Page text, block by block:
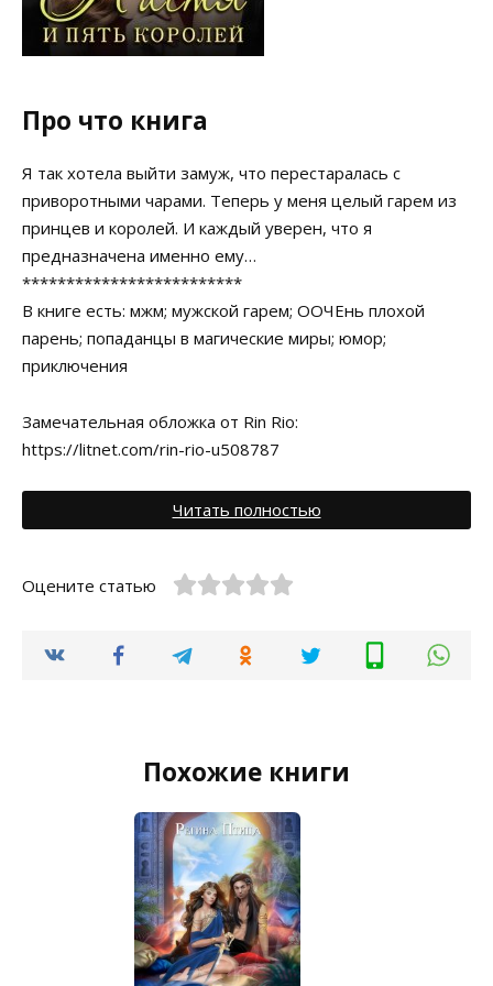
Про что книга
Я так хотела выйти замуж, что перестаралась с
приворотными чарами. Теперь у меня целый гарем из
принцев и королей. И каждый уверен, что я
предназначена именно ему…
*************************
В книге есть: мжм; мужской гарем; ООЧЕнь плохой
парень; попаданцы в магические миры; юмор;
приключения
Замечательная обложка от Rin Rio:
https://litnet.com/rin-rio-u508787
Читать полностью
Оцените статью
Похожие книги